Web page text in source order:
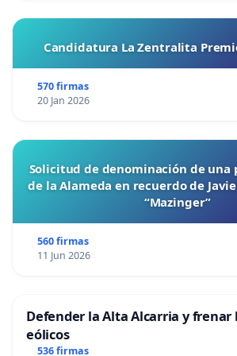
Candidatura La Zentralita
570 firmas
20 Jan 2026
Solicitud de denominación de una
de la Alameda en recuerdo de
“Mazinger”
560 firmas
11 Jun 2026
Defender la Alta Alcarria y frenar
eólicos
536 firmas